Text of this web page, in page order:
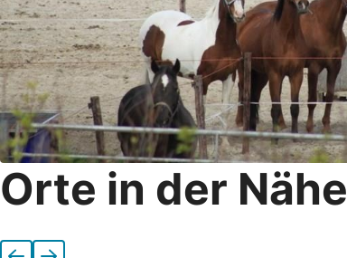
Orte in der Nähe